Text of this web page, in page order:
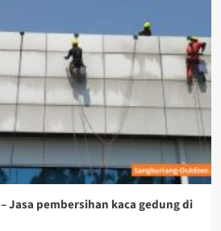
Jasa pembersihan kaca gedung di